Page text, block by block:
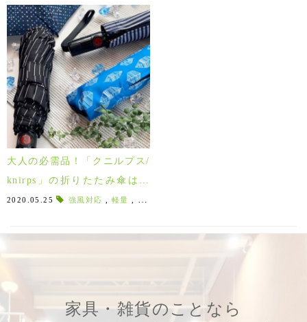
大人の必需品！「クニルプス/
knirps」の折りたたみ傘はワ
ンタッチで簡単丈夫♪
2020.05.25 強風対応 軽量
家具・雑貨のことなら